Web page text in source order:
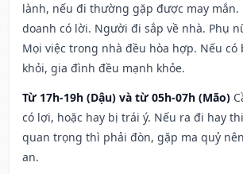
lành, nếu đi thường gặp được may mắn.
doanh có lời. Người đi sắp về nhà. Phụ
Mọi việc trong nhà đều hòa hợp. Nếu có
khỏi, gia đình đều mạnh khỏe.
Từ 17h-19h (Dậu) và từ 05h-07h (Mão)
có lợi, hoặc hay bị trái ý. Nếu ra đi hay
quan trọng thì phải đòn, gặp ma quỷ
an.